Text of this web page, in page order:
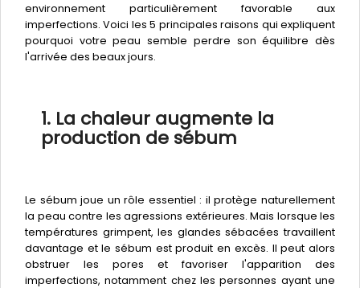
environnement particulièrement favorable aux
imperfections. Voici les 5 principales raisons qui expliquent
pourquoi votre peau semble perdre son équilibre dès
l'arrivée des beaux jours.
1. La chaleur augmente la
production de sébum
Le sébum joue un rôle essentiel : il protège naturellement
la peau contre les agressions extérieures. Mais lorsque les
températures grimpent, les glandes sébacées travaillent
davantage et le sébum est produit en excès. Il peut alors
obstruer les pores et favoriser l'apparition des
imperfections, notamment chez les personnes ayant une